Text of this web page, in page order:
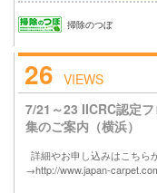
掃除のつぼ
26 VIEWS
7/21～23 IICRC認定
集のご案内（横浜）
詳細やお申し込みはこちら
→http://www.japan-